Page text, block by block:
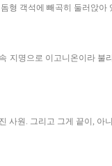
형 객석에 빼곡히 둘러앉
명으로 이고니온이라
사원. 그리고 그게 끝이,